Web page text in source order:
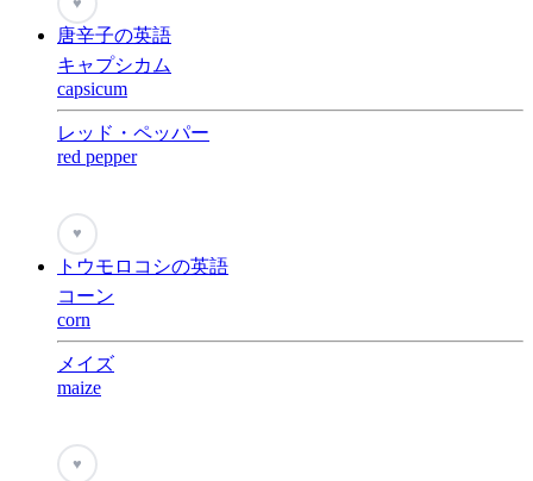
唐辛子の英語
キャプシカム
capsicum
レッド・ペッパー
red pepper
♥
トウモロコシの英語
コーン
corn
メイズ
maize
♥